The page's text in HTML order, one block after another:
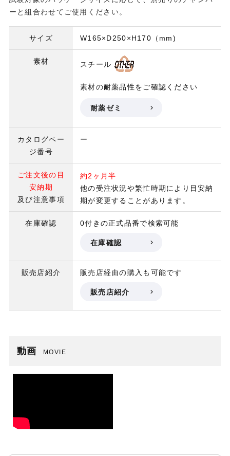
ーと組合わせてご使用ください。
サイズ W165×D250×H170（mm)
素材 スチール
素材の耐薬品性をご確認ください
耐薬ゼミ
カタログペー
ジ番号
ー
ご注文後の目
安納期
及び注意事項
約2ヶ月半
他の受注状況や繁忙時期により目安納
期が変更することがあります。
在庫確認 0付きの正式品番で検索可能
在庫確認
販売店紹介 販売店経由の購入も可能です
販売店紹介
動画 MOVIE